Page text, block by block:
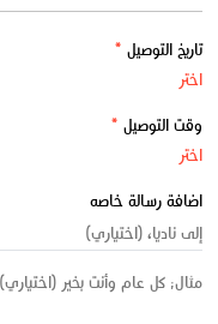
تاريخ التوصيل *
وقت التوصيل *
اضافة رسالة خاصه